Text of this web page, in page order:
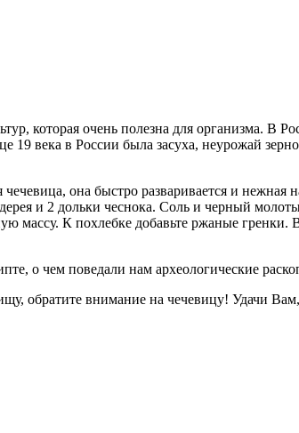
которая очень полезна для организма. В
века в России была засуха, неурожай
она быстро разваривается и
и 2 дольки чеснока. Соль и черный
массу. К похлебке добавьте ржаные гренки.
о чем поведали нам археологические
обратите внимание на чечевицу! Удачи